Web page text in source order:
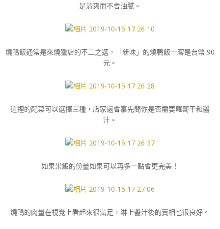
是清爽而不會油膩。
燒鴨飯通常是來燒臘店的不二之選，「新味」的燒鴨飯一客是台幣 90
元。
這裡的配菜可以選擇三種，店家還會事先問你是否需要蘿蔔干和醬
汁。
如果米飯的份量如果可以再多一點會更完美！
燒鴨的肉量在視覺上看起來很滿足，淋上醬汁後的賣相也很良好。